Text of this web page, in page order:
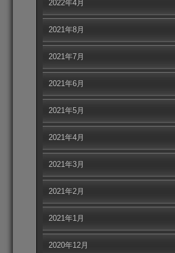
2022年4月
2021年8月
2021年7月
2021年6月
2021年5月
2021年4月
2021年3月
2021年2月
2021年1月
2020年12月